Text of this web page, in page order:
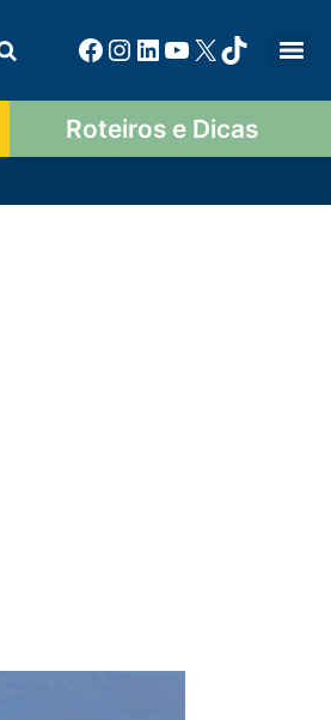
Roteiros e Dicas